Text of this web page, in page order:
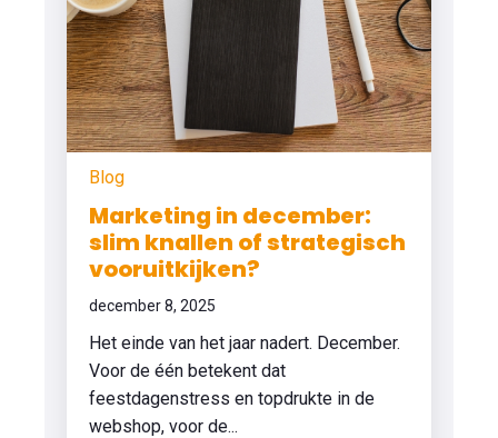
Blog
Marketing in december:
slim knallen of strategisch
vooruitkijken?
december 8, 2025
Het einde van het jaar nadert. December.
Voor de één betekent dat
feestdagenstress en topdrukte in de
webshop, voor de...